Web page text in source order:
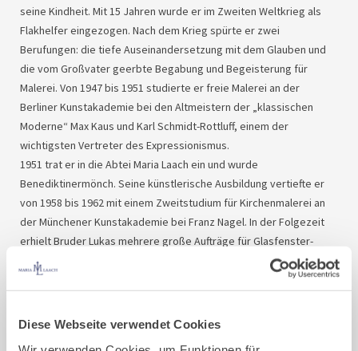
Diese Webseite verwendet Cookies
seine Kindheit. Mit 15 Jahren wurde er im Zweiten Weltkrieg als
Flakhelfer eingezogen. Nach dem Krieg spürte er zwei
Berufungen: die tiefe Auseinandersetzung mit dem Glauben und
die vom Großvater geerbte Begabung und Begeisterung für
Malerei. Von 1947 bis 1951 studierte er freie Malerei an der
Berliner Kunstakademie bei den Altmeistern der „klassischen
Moderne“ Max Kaus und Karl Schmidt-Rottluff, einem der
wichtigsten Vertreter des Expressionismus.
1951 trat er in die Abtei Maria Laach ein und wurde
Benediktinermönch. Seine künstlerische Ausbildung vertiefte er
von 1958 bis 1962 mit einem Zweitstudium für Kirchenmalerei an
der Münchener Kunstakademie bei Franz Nagel. In der Folgezeit
erhielt Bruder Lukas mehrere große Aufträge für Glasfenster-
Gestaltungen, unter anderem in der Heilig-Kreuz-Kirche in
Neuwied und im St. Bernhard-Krankenhaus in Kamp-Lintfort.
Erlaubnis des Abtes zog er 1965 in eine Obdachlosensiedlung